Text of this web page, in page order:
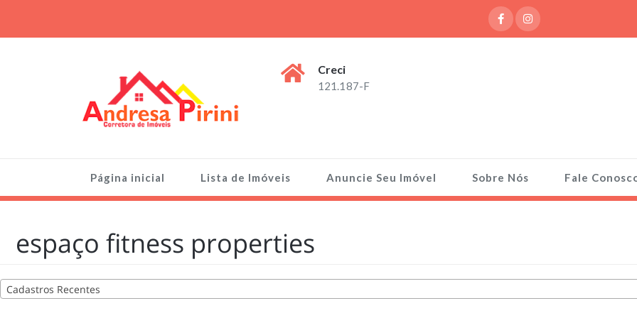
content
Creci
121.187-F
Página inicial Lista de Imóveis Anuncie Seu Imóvel Sobre Nós Fale
espaço fitness properties
Cadastros Recentes